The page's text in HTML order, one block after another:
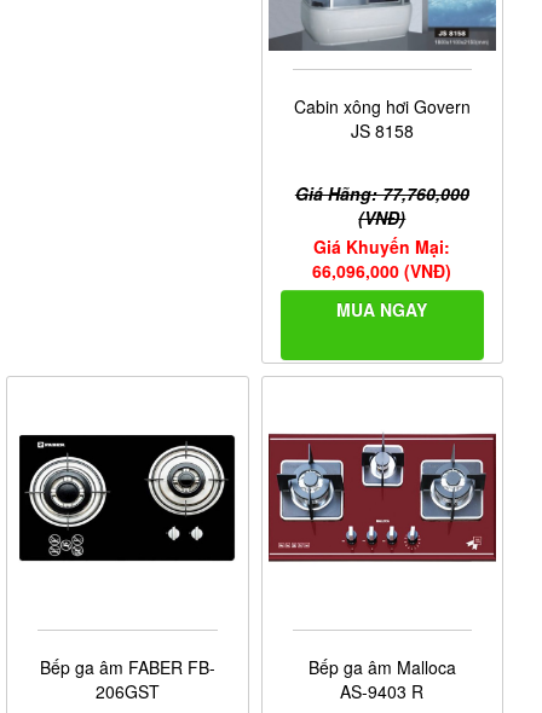
Cabin xông hơi Govern
JS 8158
Giá Hãng: 77,760,000
(VNĐ)
Giá Khuyến Mại:
66,096,000 (VNĐ)
MUA NGAY
Bếp ga âm FABER FB-
206GST
Bếp ga âm Malloca
AS-9403 R